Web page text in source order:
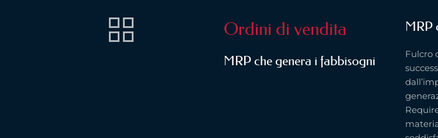
Ordini di vendita
MRP che genera i fabbisogni
MRP
Fulcro